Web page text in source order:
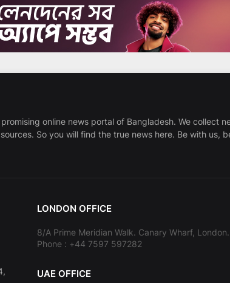
online news portal of Bangladesh. We collect
So you will find the true news here. Be with us,
LONDON OFFICE
8/A Prime Meridian Walk. Canary Wharf, London.
Phone : +44 7597 597282
UAE OFFICE